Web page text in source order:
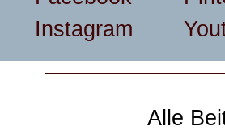
Instagram
Alle